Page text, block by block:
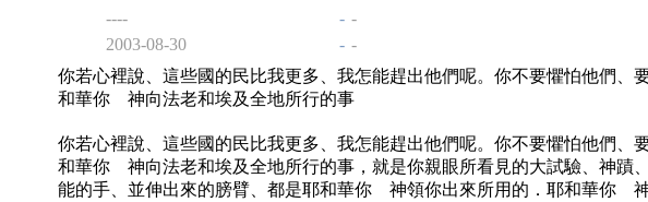
----
- -
2003-08-30
- -
你若心裡說、這些國的民比我更多、我怎能趕出他們呢。你不要懼怕他們、
和華你 神向法老和埃及全地所行的事
你若心裡說、這些國的民比我更多、我怎能趕出他們呢。你不要懼怕他們、
和華你 神向法老和埃及全地所行的事，就是你親眼所看見的大試驗、神蹟
能的手、並伸出來的膀臂、都是耶和華你 神領你出來所用的．耶和華你